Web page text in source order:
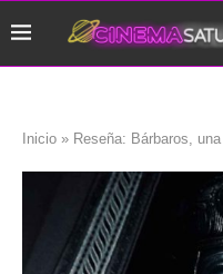
Inicio » Reseña: Bárbaros,